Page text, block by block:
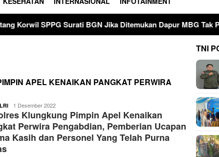
BGN Jika Ditemukan Dapur MBG Tak Penuhi Standar di
APEL KENAIKAN PANGKAT PERWIRA
ardy1 Desember 2022
Klungkung Pimpin Apel Kenaikan
Perwira Pengabdian, Pemberian Ucapan
Kasih dan Personel Yang Telah Purna
TNI